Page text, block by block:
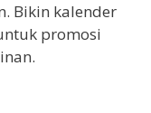
Bikin kalender
promosi